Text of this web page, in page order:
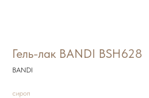
Гель-лак BANDI BSH628
BANDI
сироп